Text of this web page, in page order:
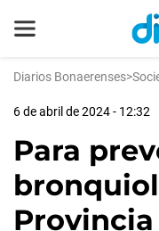
Diarios Bonaerenses>
6 de abril de 2024 - 12:32
Para